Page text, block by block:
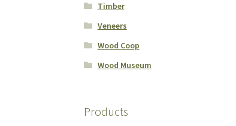
Timber
Veneers
Wood Coop
Wood Museum
Products